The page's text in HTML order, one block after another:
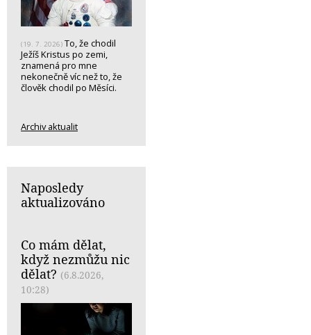
(19. 7. 2026) To, že chodil
Ježíš Kristus po zemi,
znamená pro mne
nekonečně víc než to, že
člověk chodil po Měsíci.
Archiv aktualit
Naposledy
aktualizováno
Co mám dělat,
když nezmůžu nic
dělat? (6.8.2026,
10:28)